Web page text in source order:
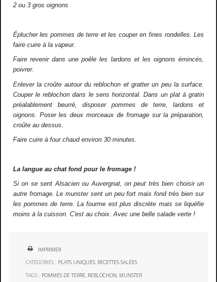
2 ou 3 gros oignons
Éplucher les pommes de terre et les couper en fines rondelles. Les
faire cuire à la vapeur.
Faire revenir dans une poêle les lardons et les oignons émincés,
poivrer.
Enlever la croûte autour du reblochon et gratter un peu la surface.
Couper le reblochon dans le sens horizontal. Dans un plat à gratin
préalablement beurré, disposer pommes de terre, lardons et
oignons. Poser les deux morceaux de fromage sur la préparation,
croûte au dessus.
Faire cuire à four chaud environ 30 minutes.
La langue au chat fond pour le fromage !
Si on se sent Alsacien ou Auvergnat, on peut très bien choisir un
autre fromage. Le munster sent un peu fort mais fond très bien sur
les pommes de terre. La fourme est plus discrète mais se liquéfie
moins à la cuisson. C'est au choix. Avec une belle salade verte !
IMPRIMER
CATÉGORIES : PLATS UNIQUES, RECETTES SALÉES
TAGS : POMMES DE TERRE, REBLOCHON, MUNSTER